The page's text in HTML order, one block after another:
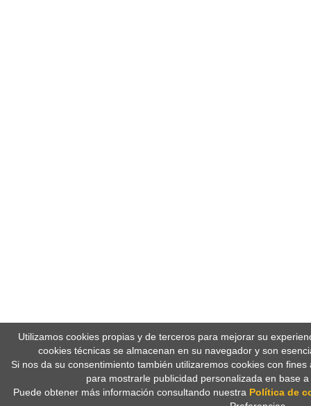
Utilizamos cookies propias y de terceros para mejorar su
cookies técnicas se almacenan en su navegador y son
Si nos da su consentimiento también utilizaremos cookies con
para mostrarle publicidad personalizada en base
Puede obtener más información consultando nuestra Política de